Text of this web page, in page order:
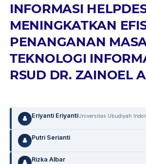
INFORMASI
MENINGKATKAN
PENANGANAN
TEKNOLOGI
RSUD DR. ZAINOEL
Eriyanti EriyantiUniversitas Ubudiyah
Putri Serianti
Rizka Albar